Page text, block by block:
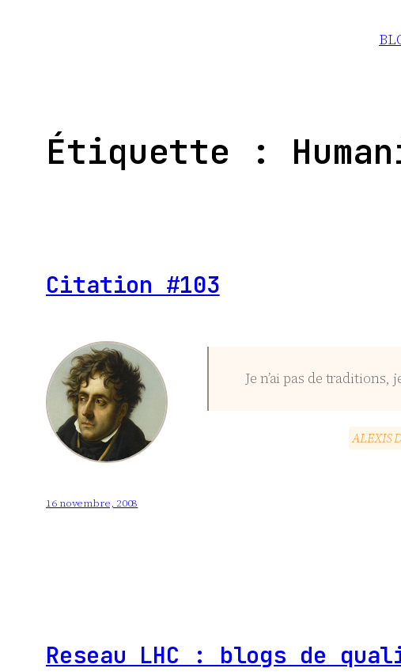
Étiquette :
Citation #103
Je n’ai pas de traditions,
ALEXIS
16 novembre, 2008
Reseau LHC : blogs de